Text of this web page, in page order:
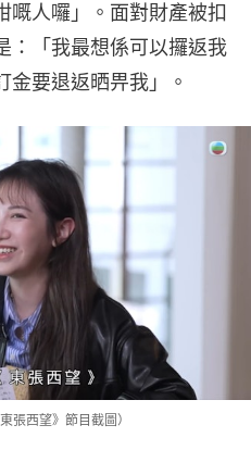
嘅人囉」。面對財產被扣
：「我最想係可以攞返我
金要退返晒畀我」。
張西望》節目截圖）